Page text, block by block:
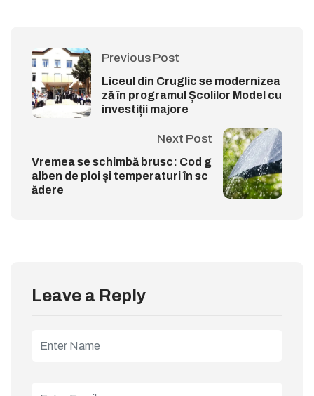
Previous Post
Liceul din Cruglic se modernizea
ză în programul Școlilor Model cu
investiții majore
Next Post
Vremea se schimbă brusc: Cod g
alben de ploi și temperaturi în sc
ădere
Leave a Reply